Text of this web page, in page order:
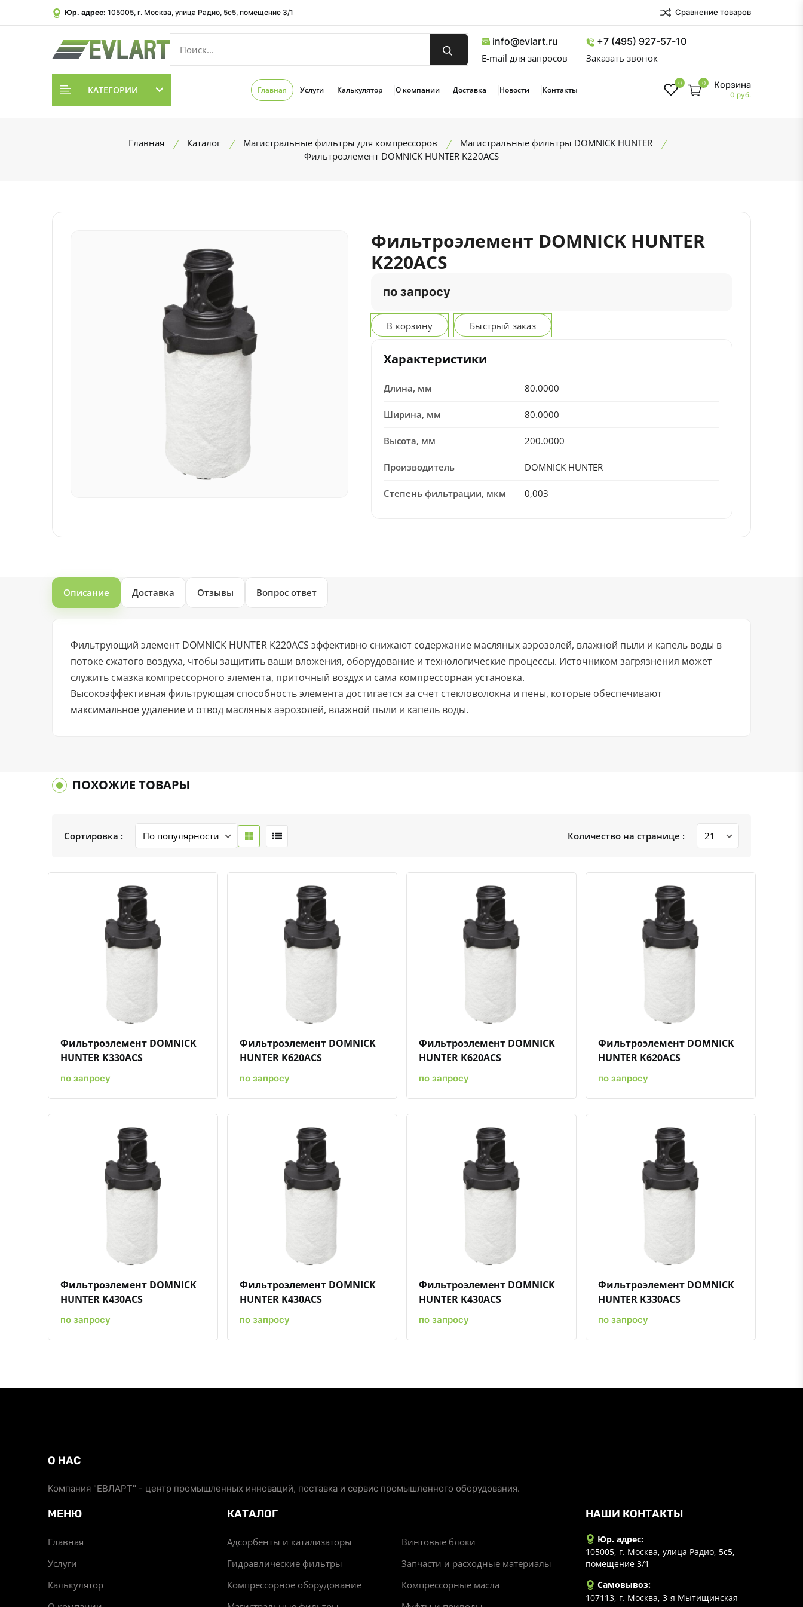
Юр. адрес: 105005, г. Москва, улица Радио, 5с5, помещение 3/1 Сравнение товаров
info@evlart.ru
E-mail для запросов
+7 (495) 927-57-10
Заказать звонок
КАТЕГОРИИ Главная Услуги Калькулятор О компании Доставка Новости Контакты
0 0 Корзина
0 руб.
Главная Каталог Магистральные фильтры для компрессоров
Магистральные фильтры DOMNICK HUNTER
Фильтроэлемент DOMNICK HUNTER K220ACS
Фильтроэлемент DOMNICK HUNTER
K220ACS
по запросу
В корзину Быстрый заказ
Характеристики
Длина, мм 80.0000
Ширина, мм 80.0000
Высота, мм 200.0000
Производитель DOMNICK HUNTER
Степень фильтрации, мкм 0,003
Описание Доставка Отзывы Вопрос ответ
Фильтрующий элемент DOMNICK HUNTER K220ACS эффективно снижают содержание масляных аэрозолей, влажной пыли и капель воды в
потоке сжатого воздуха, чтобы защитить ваши вложения, оборудование и технологические процессы. Источником загрязнения может
служить смазка компрессорного элемента, приточный воздух и сама компрессорная установка.
Высокоэффективная фильтрующая способность элемента достигается за счет стекловолокна и пены, которые обеспечивают
максимальное удаление и отвод масляных аэрозолей, влажной пыли и капель воды.
ПОХОЖИЕ ТОВАРЫ
Сортировка : Количество на странице :
Фильтроэлемент DOMNICK
HUNTER K330ACS
по запросу
Фильтроэлемент DOMNICK
HUNTER K620ACS
по запросу
Фильтроэлемент DOMNICK
HUNTER K620ACS
по запросу
Фильтроэлемент DOMNICK
HUNTER K620ACS
по запросу
Фильтроэлемент DOMNICK
HUNTER K430ACS
по запросу
Фильтроэлемент DOMNICK
HUNTER K430ACS
по запросу
Фильтроэлемент DOMNICK
HUNTER K430ACS
по запросу
Фильтроэлемент DOMNICK
HUNTER K330ACS
по запросу
О НАС
Компания "ЕВЛАРТ" - центр промышленных инноваций, поставка и сервис промышленного оборудования.
МЕНЮ
Главная
Услуги
Калькулятор
КАТАЛОГ
Адсорбенты и катализаторы
Винтовые блоки
Гидравлические фильтры
Запчасти и расходные материалы
Компрессорное оборудование
Компрессорные масла
НАШИ КОНТАКТЫ
Юр. адрес:
105005, г. Москва, улица Радио, 5с5,
помещение 3/1
Самовывоз:
107113, г. Москва, 3-я Мытищинская